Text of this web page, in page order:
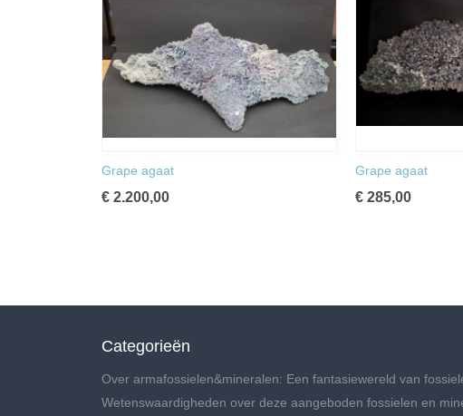
Grape agaat
€ 2.200,00
Grape agaat
€ 285,00
Categorieën
Over armafossielen&mineralen: Een fantasiewereld van
Wetenswaardigheden over deze aangeboden fossielen en